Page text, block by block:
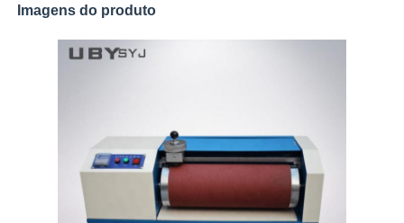
Imagens do produto